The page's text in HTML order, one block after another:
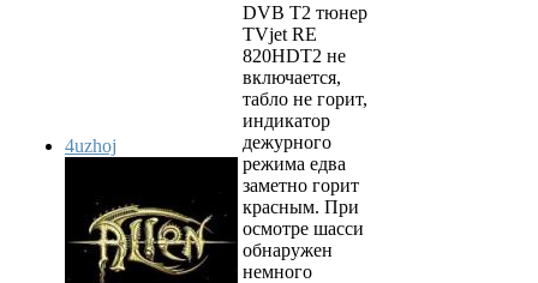
4uzhoj
DVB T2 тюнер
TVjet RE
820HDT2 не
включается,
табло не горит,
индикатор
дежурного
режима едва
заметно горит
красным. При
осмотре шасси
обнаружен
немного